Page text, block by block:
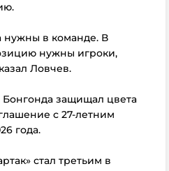
нужны в команде. В
нужны игроки,
Ловчев.
Бонгонда защищал цвета
с 27-летним
года.
стал третьим в